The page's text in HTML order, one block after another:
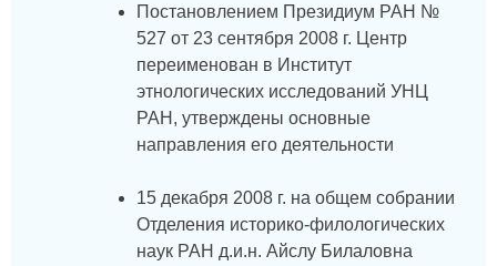
Постановлением Президиум РАН №
527 от 23 сентября 2008 г. Центр
переименован в Институт
этнологических исследований УНЦ
РАН, утверждены основные
направления его деятельности
15 декабря 2008 г. на общем собрании
Отделения историко-филологических
наук РАН д.и.н. Айслу Билаловна